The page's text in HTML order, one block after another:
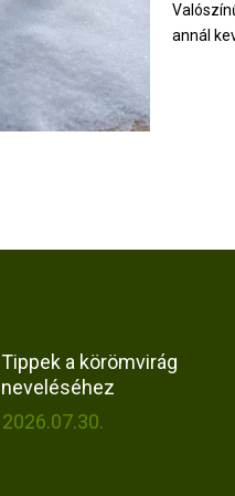
annál
Tippek a körömvirág
neveléséhez
2026.07.30.